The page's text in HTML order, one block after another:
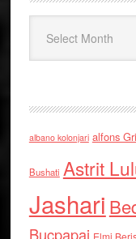
albano kolonjari alfons
Bushati Astrit
Jashari
Buçpapaj Elmi